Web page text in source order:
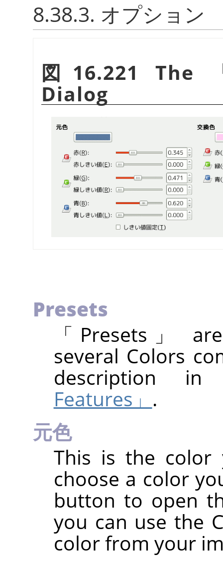
8.38.3. オプション
図16.221 The
Dialog
Presets
「 Presets 」
several Colors
description
Features」 .
元色
This is the color
choose a color
button to open
you can use the
color from your